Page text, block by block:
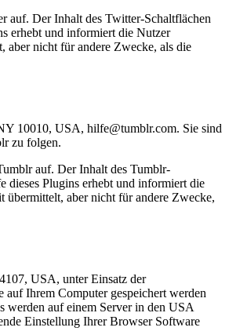
auf. Der Inhalt des Twitter-Schaltflächen
erhebt und informiert die Nutzer
aber nicht für andere Zwecke, als die
10010, USA, hilfe@tumblr.com. Sie sind
zu folgen.
auf. Der Inhalt des Tumblr-
Plugins erhebt und informiert die
übermittelt, aber nicht für andere Zwecke,
USA, unter Einsatz der
Ihrem Computer gespeichert werden
werden auf einem Server in den USA
Einstellung Ihrer Browser Software